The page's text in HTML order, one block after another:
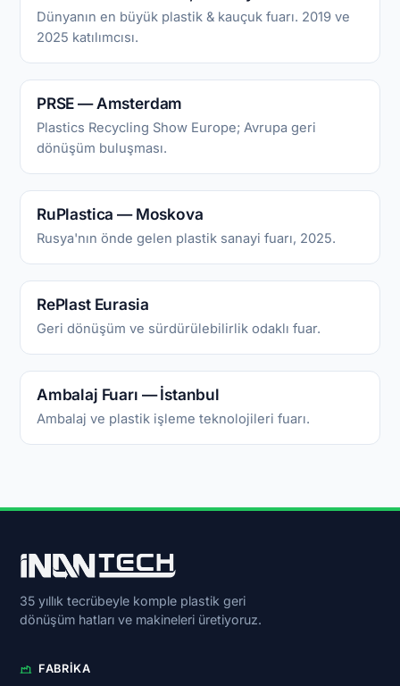
Dünyanın en büyük plastik & kauçuk fuarı. 2019 ve
2025 katılımcısı.
PRSE — Amsterdam
Plastics Recycling Show Europe; Avrupa geri
dönüşüm buluşması.
RuPlastica — Moskova
Rusya'nın önde gelen plastik sanayi fuarı, 2025.
RePlast Eurasia
Geri dönüşüm ve sürdürülebilirlik odaklı fuar.
Ambalaj Fuarı — İstanbul
Ambalaj ve plastik işleme teknolojileri fuarı.
35 yıllık tecrübeyle komple plastik geri
dönüşüm hatları ve makineleri üretiyoruz.
FABRIKA